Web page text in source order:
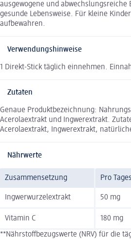
ausgewogene und abwechslungsreiche
gesunde Lebensweise. Für kleine
aufbewahren.
Verwendungshinweise
1 Direkt-Stick täglich einnehmen.
Zutaten
Genaue Produktbezeichnung:
Acerolaextrakt und Ingwerextrakt.
Acerolaextrakt, Ingwerextrakt,
Nährwerte
Zusammensetzung Pro
Ingwerwurzelextrakt 50 mg
Vitamin C 180 mg
**Nährstoffbezugswerte (NRV) für die